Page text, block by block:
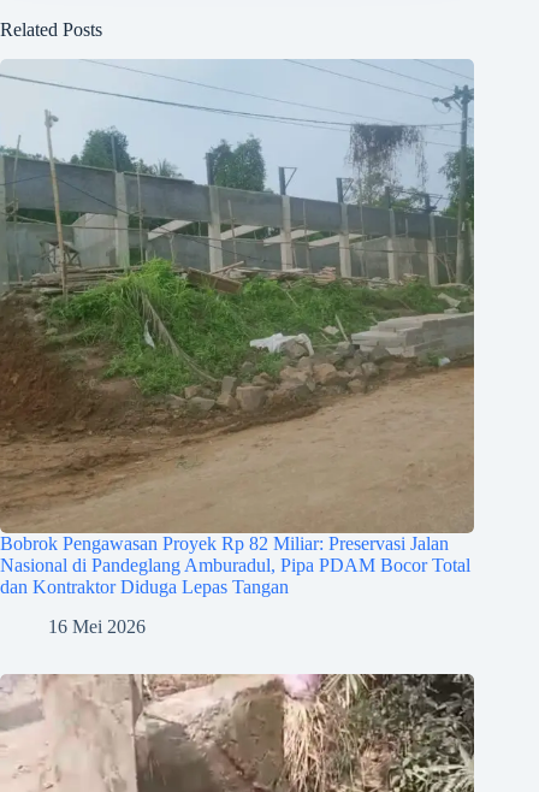
Related Posts
Bobrok Pengawasan Proyek Rp 82 Miliar: Preservasi Jalan
Nasional di Pandeglang Amburadul, Pipa PDAM Bocor Total
dan Kontraktor Diduga Lepas Tangan
16 Mei 2026